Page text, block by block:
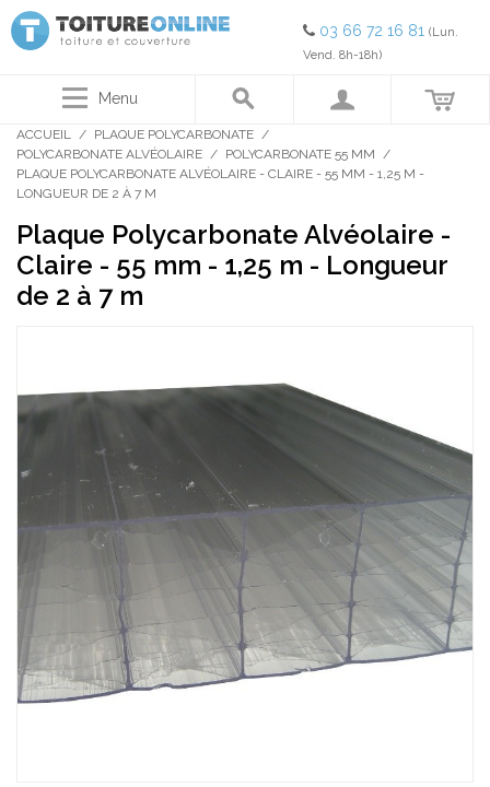
03 66 72 16 81 (Lun.
Vend. 8h-18h)
Menu
ACCUEIL / PLAQUE POLYCARBONATE /
POLYCARBONATE ALVÉOLAIRE / POLYCARBONATE 55 MM /
PLAQUE POLYCARBONATE ALVÉOLAIRE - CLAIRE - 55 MM - 1,25 M -
LONGUEUR DE 2 À 7 M
Plaque Polycarbonate Alvéolaire -
Claire - 55 mm - 1,25 m - Longueur
de 2 à 7 m